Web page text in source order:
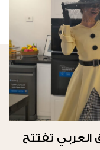
Samsung Electronics المشرق العربي تفتتح